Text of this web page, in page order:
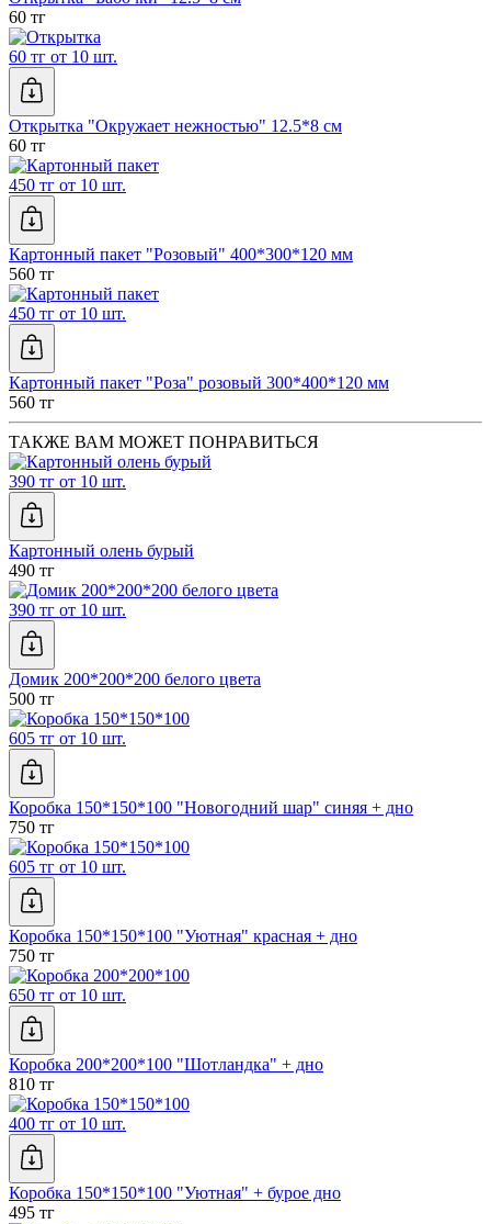
60 тг
60 тг от 10 шт.
Открытка "Окружает нежностью" 12.5*8 см
60 тг
450 тг от 10 шт.
Картонный пакет "Розовый" 400*300*120 мм
560 тг
450 тг от 10 шт.
Картонный пакет "Роза" розовый 300*400*120 мм
560 тг
ТАКЖЕ ВАМ МОЖЕТ ПОНРАВИТЬСЯ
390 тг от 10 шт.
Картонный олень бурый
490 тг
390 тг от 10 шт.
Домик 200*200*200 белого цвета
500 тг
605 тг от 10 шт.
Коробка 150*150*100 "Новогодний шар" синяя + дно
750 тг
605 тг от 10 шт.
Коробка 150*150*100 "Уютная" красная + дно
750 тг
650 тг от 10 шт.
Коробка 200*200*100 "Шотландка" + дно
810 тг
400 тг от 10 шт.
Коробка 150*150*100 "Уютная" + бурое дно
495 тг